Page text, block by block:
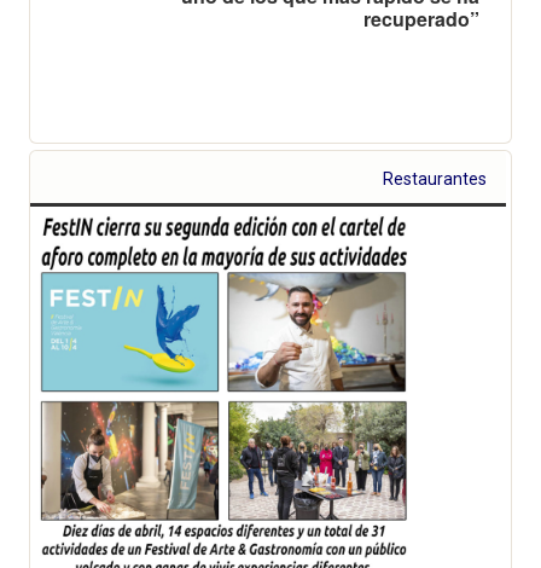
recuperado”
Restaurantes